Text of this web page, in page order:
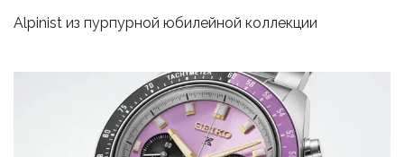
Alpinist из пурпурной юбилейной коллекции